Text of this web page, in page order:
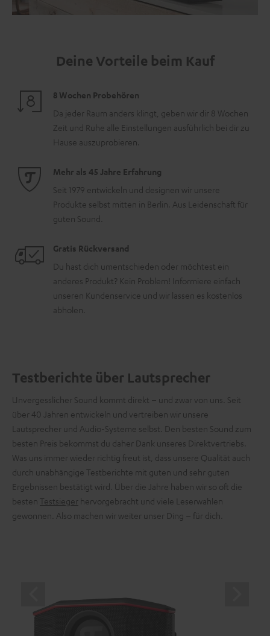
Deine Vorteile beim Kauf
8 Wochen Probehören
Da jeder Raum anders klingt, geben wir dir 8 Wochen
Zeit und Ruhe alle Einstellungen ausführlich bei dir zu
Hause auszuprobieren.
Mehr als 45 Jahre Erfahrung
Seit 1979 entwickeln und designen wir unsere
Produkte selbst mitten in Berlin. Aus Leidenschaft für
guten Sound.
Gratis Rückversand
Du hast dich umentschieden oder möchtest ein
anderes Produkt? Kein Problem! Informiere einfach
unseren Kundenservice und wir lassen es kostenlos
abholen.
Testberichte über Lautsprecher
Unvergesslicher Sound kommt direkt – und zwar von uns. Seit
über 40 Jahren entwickeln und vertreiben wir unsere
Lautsprecher und Audio-Systeme selbst. Den besten Sound zum
besten Preis bekommst du daher Dank unseres Direktvertriebs.
Was uns immer wieder richtig freut ist, dass unsere Qualität auch
durch unabhängige Testberichte mit guten und sehr guten
Ergebnissen bestätigt wird. Über die Jahre haben wir so oft die
besten Testsieger hervorgebracht und viele Leserwahlen
gewonnen. Also machen wir weiter unser Ding – für dich.